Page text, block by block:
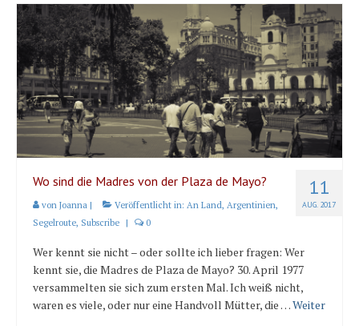
Crew
Karte und Wind
Länder und Inseln
Mittelmeer 2010-2013
Bordbibliothek
Abonnieren
Yachtüberführung weltweit
11
AUG. 2017
Wo sind die Madres von der Plaza de Mayo?
von Joanna | Veröffentlicht in: An Land, Argentinien,
Segelroute, Subscribe | 0
Wer kennt sie nicht – oder sollte ich lieber fragen: Wer
kennt sie, die Madres de Plaza de Mayo? 30. April 1977
versammelten sie sich zum ersten Mal. Ich weiß nicht,
waren es viele, oder nur eine Handvoll Mütter, die …Weiter